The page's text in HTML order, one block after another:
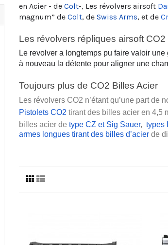
en Acier - de Colt-, Les révolvers airsoft
magnum” de Colt, de Swiss Arms, et de
Les révolvers répliques airsoft
Le revolver a longtemps pu faire valoir
à nouveau la détente pour aligner une
Toujours plus de CO2 Billes Acier
Les révolvers CO2 n’étant qu’une part de
Pistolets CO2 tirant des billes acier en 4,5
billes acier de type CZ et Sig Sauer, types
armes longues tirant des billes d’acier de